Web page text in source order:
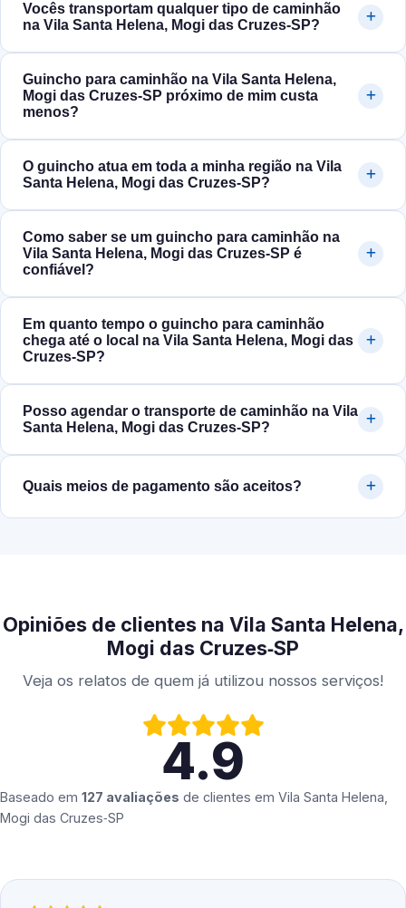
Vocês transportam qualquer tipo de caminhão
na Vila Santa Helena, Mogi das Cruzes‑SP?
Guincho para caminhão na Vila Santa Helena,
Mogi das Cruzes‑SP próximo de mim custa
menos?
O guincho atua em toda a minha região na Vila
Santa Helena, Mogi das Cruzes‑SP?
Como saber se um guincho para caminhão na
Vila Santa Helena, Mogi das Cruzes‑SP é
confiável?
Em quanto tempo o guincho para caminhão
chega até o local na Vila Santa Helena, Mogi das
Cruzes‑SP?
Posso agendar o transporte de caminhão na Vila
Santa Helena, Mogi das Cruzes‑SP?
Quais meios de pagamento são aceitos?
Opiniões de clientes na Vila Santa Helena,
Mogi das Cruzes‑SP
Veja os relatos de quem já utilizou nossos serviços!
4.9
Baseado em 127 avaliações de clientes em Vila Santa Helena,
Mogi das Cruzes‑SP